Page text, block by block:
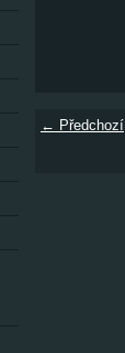
← Předchozí